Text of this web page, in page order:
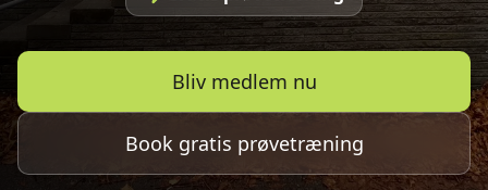
Bliv medlem nu
Book gratis prøvetræning